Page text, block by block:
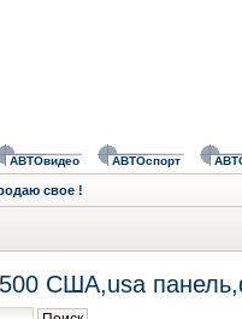
АВТОвидео АВТОспорт
свое !
США,usa